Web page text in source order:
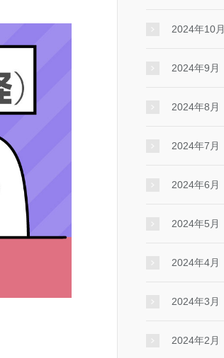
2024年10月
2024年9月
2024年8月
2024年7月
2024年6月
2024年5月
2024年4月
2024年3月
2024年2月